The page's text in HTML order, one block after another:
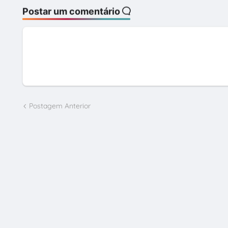
Postar um comentário
Postagem Anterior